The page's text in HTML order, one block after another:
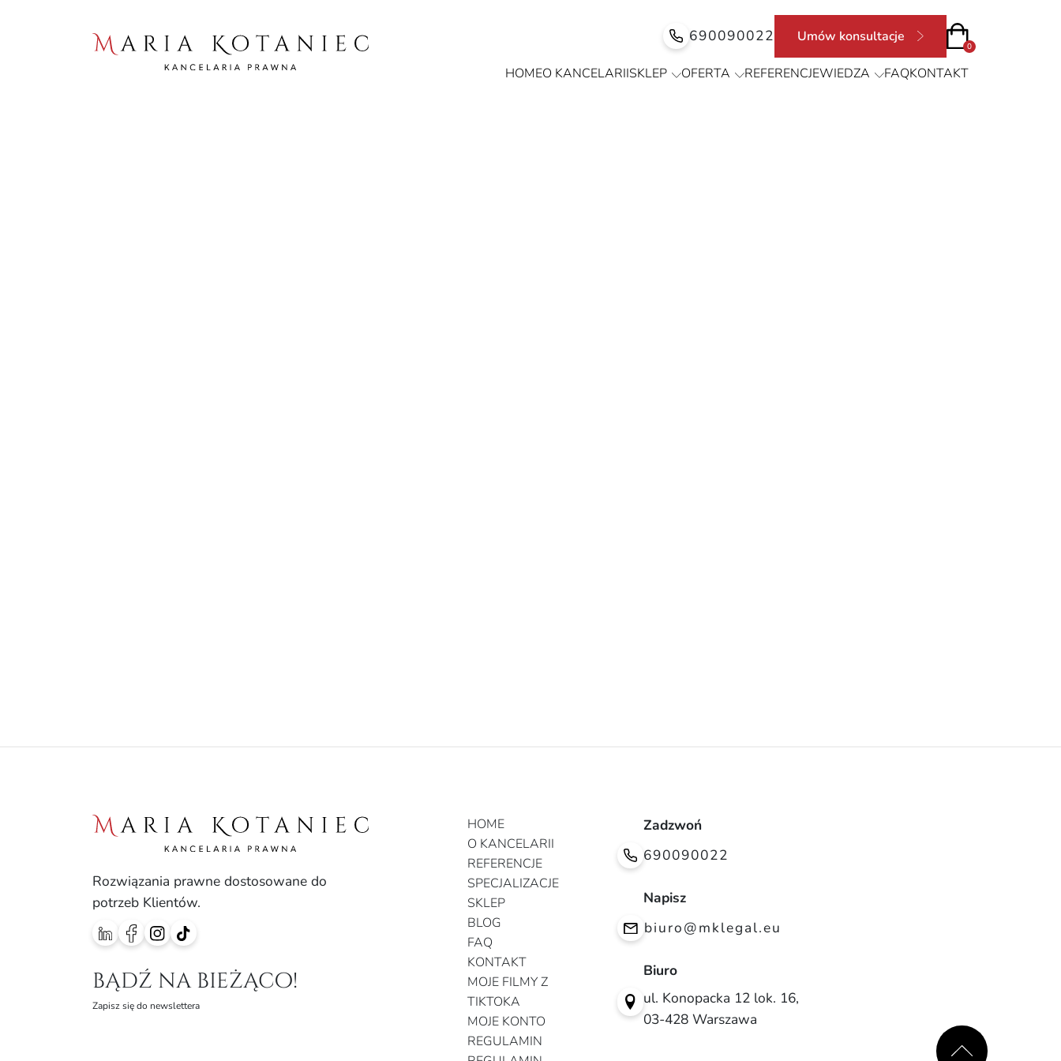
690090022 Umów konsultacje
0
HOMEO KANCELARIISKLEP OFERTA REFERENCJEWIEDZA FAQKONTAKT
Rozwiązania prawne dostosowane do
potrzeb Klientów.
bądź na bieżąco!
Zapisz się do newslettera
HOME
O KANCELARII
REFERENCJE
SPECJALIZACJE
SKLEP
BLOG
FAQ
KONTAKT
MOJE FILMY Z
TIKTOKA
MOJE KONTO
REGULAMIN
Zadzwoń
690090022
Napisz
biuro@mklegal.eu
Biuro
ul. Konopacka 12 lok. 16,
03-428 Warszawa